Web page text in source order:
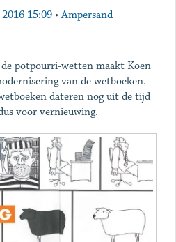
15:09 • Ampersand
potpourri-wetten maakt Koen
van de wetboeken.
dateren nog uit de tijd
voor vernieuwing.